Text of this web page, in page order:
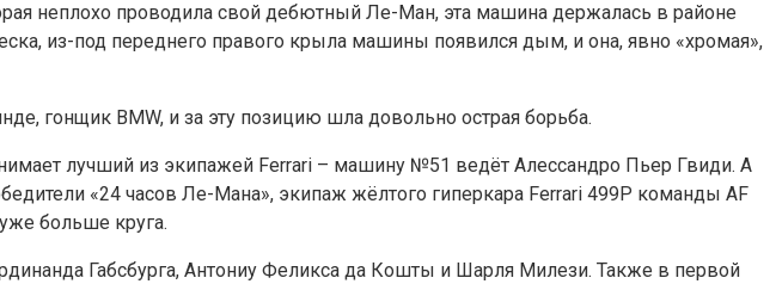
неплохо проводила свой дебютный Ле-Ман, эта машина держалась в районе
из-под переднего правого крыла машины появился дым, и она, явно «хромая»,
гонщик BMW, и за эту позицию шла довольно острая борьба.
лучший из экипажей Ferrari – машину №51 ведёт Алессандро Пьер Гвиди. А
«24 часов Ле-Мана», экипаж жёлтого гиперкара Ferrari 499P команды AF
больше круга.
Габсбурга, Антониу Феликса да Кошты и Шарля Милези. Также в первой